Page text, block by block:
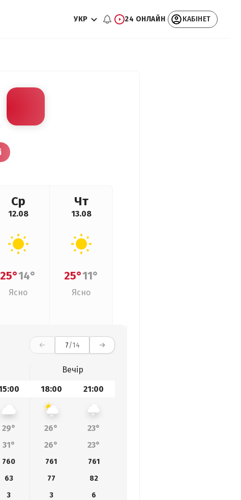
УКР 24 ОНЛАЙН КАБІНЕТ
Ср
12.08
25°14°
Ясно
Чт
13.08
25°11°
Ясно
7/14
Вечір
18:00 21:00
29° 26°
23°
31° 26° 23°
760 761
761
63 77
82
3 3
6